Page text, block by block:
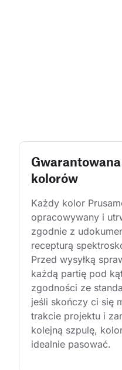
kolorów
Każdy kolor
opracowywany i
zgodnie z
recepturą
Przed wysyłką
każdą partię pod
zgodności ze
jeśli skończy ci się
trakcie projektu i
kolejną szpulę,
idealnie pasować.